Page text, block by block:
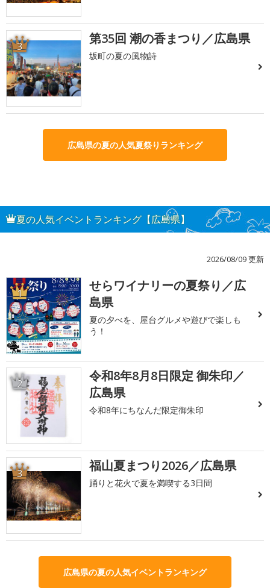
3 第35回 潮の香まつり／広島県
坂町の夏の風物詩
広島県の夏の人気夏祭りランキング
夏の人気イベントランキング【広島県】
2026/08/09 更新
1
せらワイナリーの夏祭り／広
島県
夏の夕べを、屋台グルメや遊びで楽しも
う！
2
令和8年8月8日限定 御朱印／
広島県
令和8年にちなんだ限定御朱印
3 福山夏まつり2026／広島県
踊りと花火で夏を満喫する3日間
広島県の夏の人気イベントランキング